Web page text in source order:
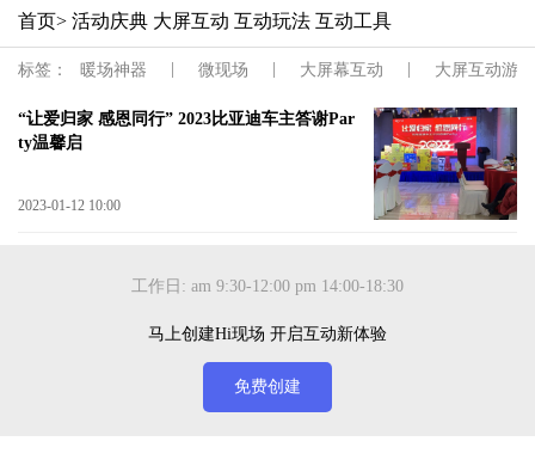
首页> 活动庆典 大屏互动 互动玩法 互动工具
标签： 暖场神器 微现场 大屏幕互动 大屏互动游戏
“让爱归家 感恩同行” 2023比亚迪车主答谢Par
ty温馨启
2023-01-12 10:00
工作日: am 9:30-12:00 pm 14:00-18:30
马上创建Hi现场 开启互动新体验
免费创建